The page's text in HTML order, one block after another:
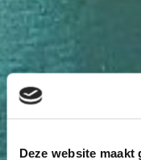
Deze website